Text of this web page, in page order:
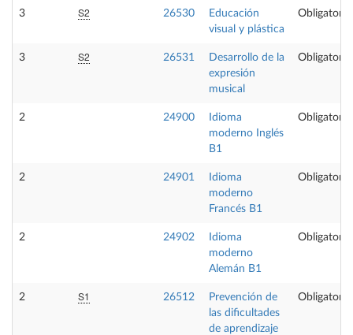
3 S2 26530
Educación
visual y plástica
Obligatoria
3 S2 26531
Desarrollo de la
expresión
musical
Obligatoria
2 24900
Idioma
moderno Inglés
B1
Obligatoria
2 24901
Idioma
moderno
Francés B1
Obligatoria
2 24902
Idioma
moderno
Alemán B1
Obligatoria
2 S1 26512
Prevención de
las dificultades
de aprendizaje
Obligatoria